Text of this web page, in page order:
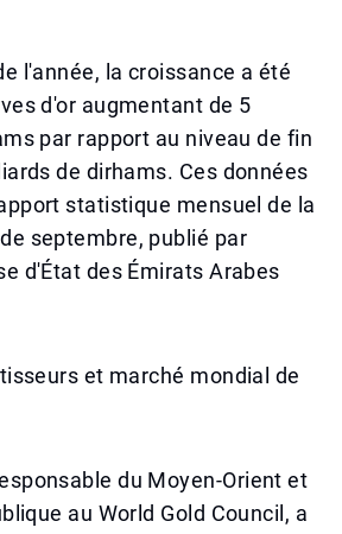
l'année, la croissance a été
d'or augmentant de 5
par rapport au niveau de fin
de dirhams. Ces données
statistique mensuel de la
septembre, publié par
d'État des Émirats Arabes
et marché mondial de
du Moyen-Orient et
au World Gold Council, a